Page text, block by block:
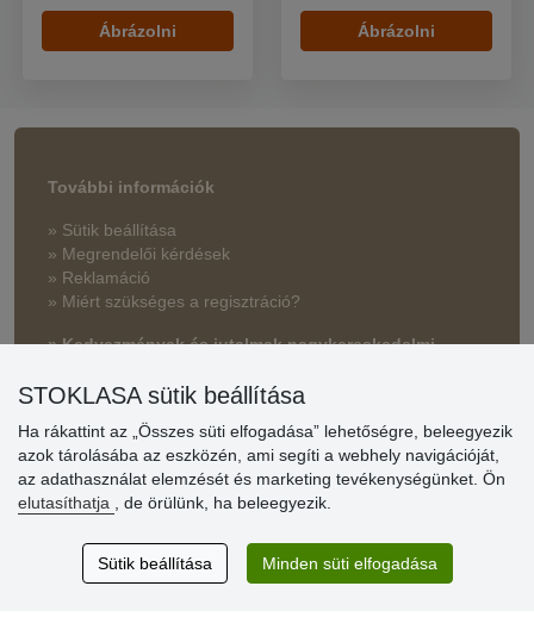
Ábrázolni Ábrázolni
További információk
» Sütik beállítása
» Megrendelői kérdések
» Reklamáció
» Miért szükséges a regisztráció?
» Kedvezmények és jutalmak nagykereskedelmi
Vásárlók
Excellent service
STOKLASA sütik beállítása
Ha rákattint az „Összes süti elfogadása” lehetőségre, beleegyezik
azok tárolásába az eszközén, ami segíti a webhely navigációját,
az adathasználat elemzését és marketing tevékenységünket. Ön
elutasíthatja
, de örülünk, ha beleegyezik.
Sütik beállítása Minden süti elfogadása